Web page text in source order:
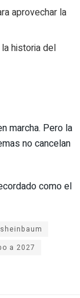
aprovechar la
historia del
marcha. Pero la
no cancelan
como el
a 2027